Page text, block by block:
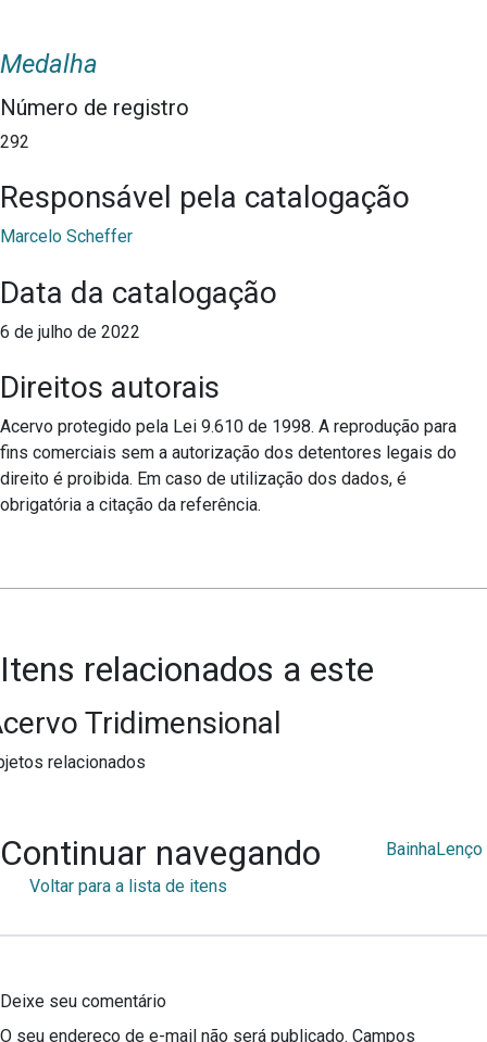
Medalha
Número de registro
292
Responsável pela catalogação
Marcelo Scheffer
Data da catalogação
6 de julho de 2022
Direitos autorais
Acervo protegido pela Lei 9.610 de 1998. A reprodução para
fins comerciais sem a autorização dos detentores legais do
direito é proibida. Em caso de utilização dos dados, é
obrigatória a citação da referência.
Itens relacionados a este
Tridimensional
relacionados
Continuar navegando BainhaLenço
Voltar para a lista de itens
Deixe seu comentário
O seu endereço de e-mail não será publicado. Campos